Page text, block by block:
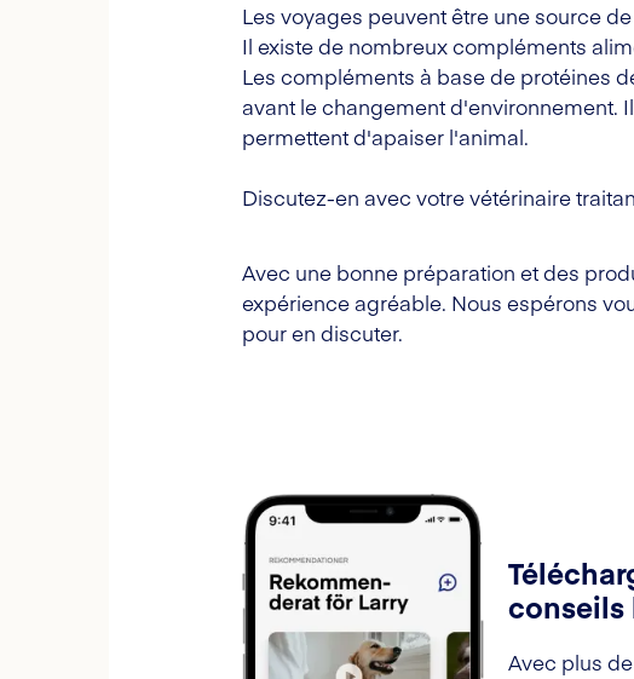
Les voyages peuvent être une source
Il existe de nombreux compléments
Les compléments à base de protéines
avant le changement d'environnement.
permettent d'apaiser l'animal.
Discutez-en avec votre vétérinaire
Avec une bonne préparation et des
expérience agréable. Nous espérons
pour en discuter.
conseils
Avec plus